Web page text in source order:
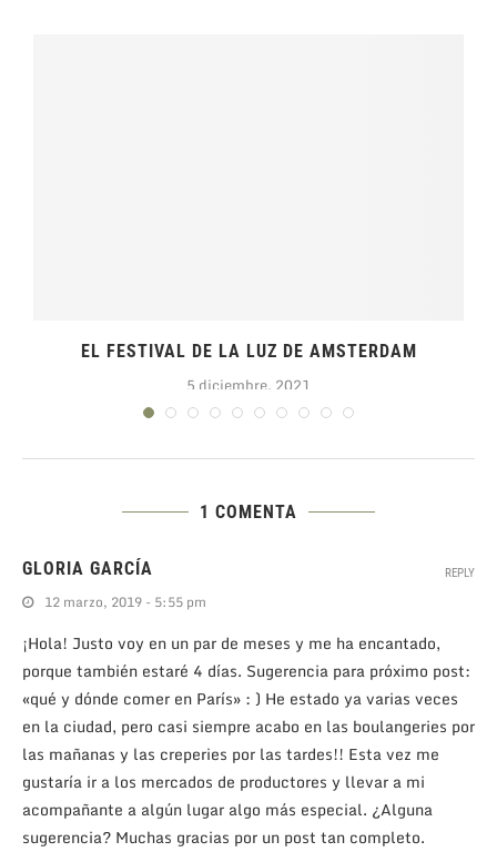
EL FESTIVAL DE LA LUZ DE AMSTERDAM
5 diciembre, 2021
1 COMENTA
GLORIA GARCÍA
12 marzo, 2019 - 5:55 pm
¡Hola! Justo voy en un par de meses y me ha encantado,
porque también estaré 4 días. Sugerencia para próximo post:
«qué y dónde comer en París» : ) He estado ya varias veces
en la ciudad, pero casi siempre acabo en las boulangeries por
las mañanas y las creperies por las tardes!! Esta vez me
gustaría ir a los mercados de productores y llevar a mi
acompañante a algún lugar algo más especial. ¿Alguna
sugerencia? Muchas gracias por un post tan completo.
REPLY